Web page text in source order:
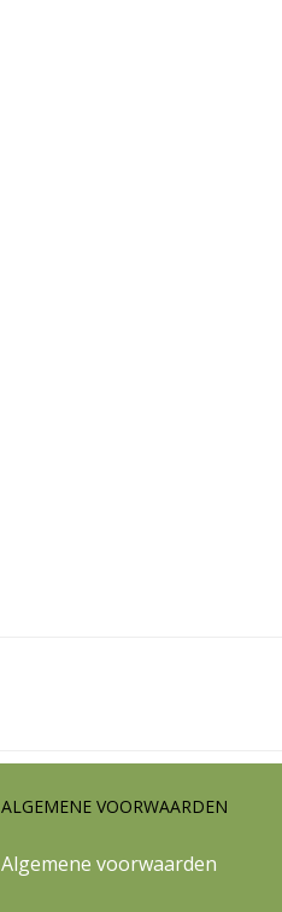
ALGEMENE VOORWAARDEN
Algemene voorwaarden